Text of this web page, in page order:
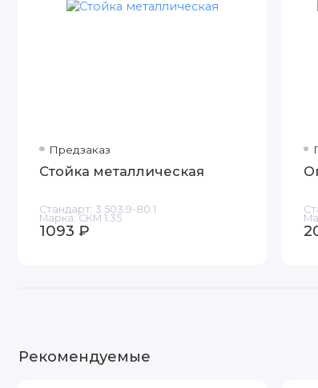
Предзаказ
Стойка металлическая
Марка: СКМ 1.35
Стандарт: 3.503.9-80.1
1093 ₽
Рекомендуемые